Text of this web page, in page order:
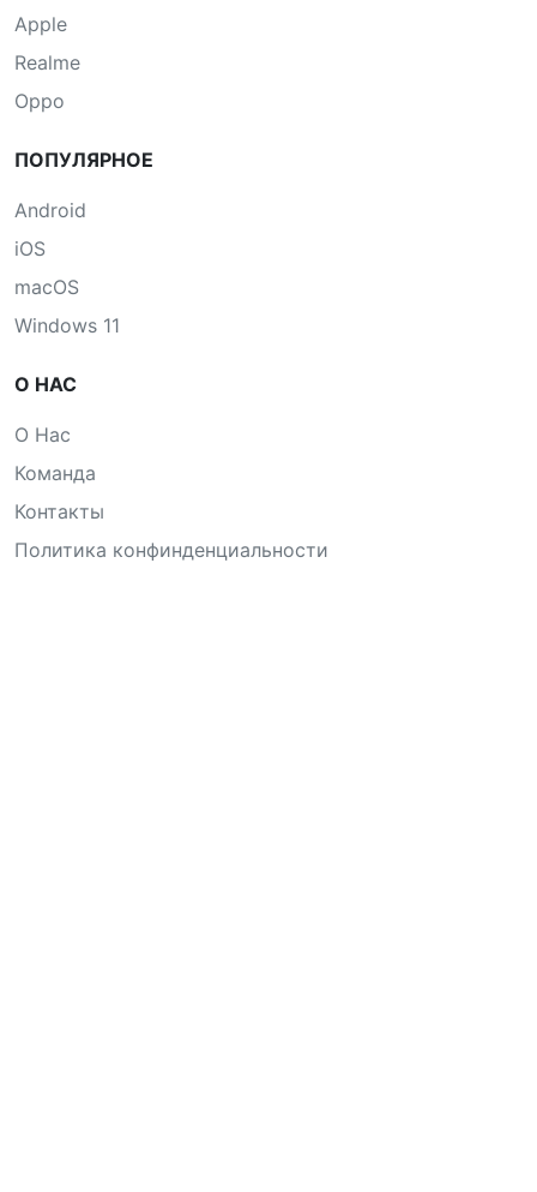
Apple
Realme
Oppo
ПОПУЛЯРНОЕ
Android
iOS
macOS
Windows 11
О НАС
О Нас
Команда
Контакты
Политика конфинденциальности